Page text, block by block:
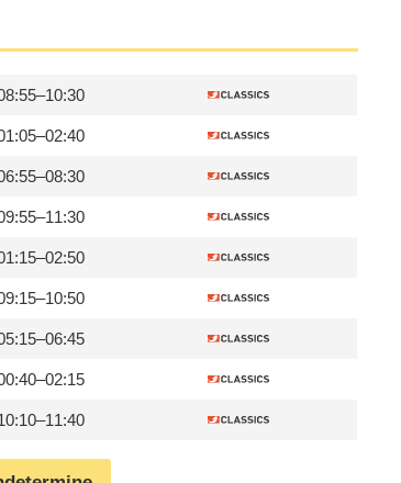
10:30
02:40
08:30
11:30
02:50
10:50
06:45
02:15
11:40